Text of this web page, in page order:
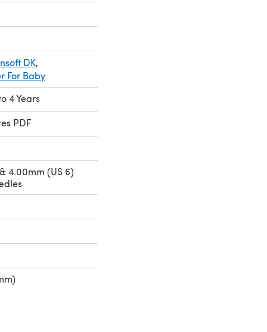
DK,
For Baby
4 Years
PDF
4.00mm (US 6)